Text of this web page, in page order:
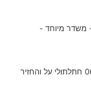
חתלתולי על 2 - פרק 28 06:00 - 06:23 חתלתולי על והחזיר